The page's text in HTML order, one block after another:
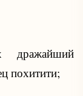
дражайший
похитити;